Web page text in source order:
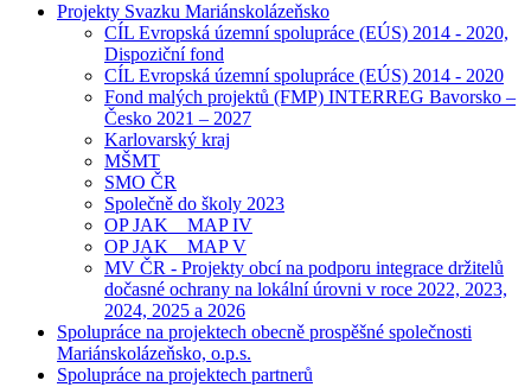
Projekty Svazku Mariánskolázeňsko
CÍL Evropská územní spolupráce (EÚS) 2014 - 2020,
Dispoziční fond
CÍL Evropská územní spolupráce (EÚS) 2014 - 2020
Fond malých projektů (FMP) INTERREG Bavorsko –
Česko 2021 – 2027
Karlovarský kraj
MŠMT
SMO ČR
Společně do školy 2023
OP JAK _ MAP IV
OP JAK _ MAP V
MV ČR - Projekty obcí na podporu integrace držitelů
dočasné ochrany na lokální úrovni v roce 2022, 2023,
2024, 2025 a 2026
Spolupráce na projektech obecně prospěšné společnosti
Mariánskolázeňsko, o.p.s.
Spolupráce na projektech partnerů